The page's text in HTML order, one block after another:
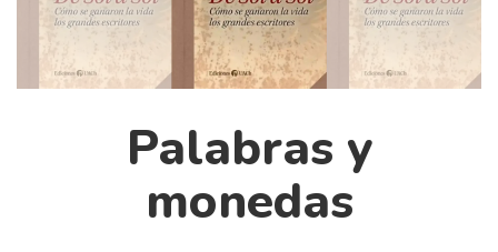
Ciudad
Palabras y
monedas